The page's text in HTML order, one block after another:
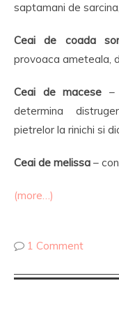
saptamani de
Ceai de coada
provoaca ameteala,
Ceai de macese –
determina
pietrelor la rinichi si
Ceai de melissa –
(more…)
1 Comment